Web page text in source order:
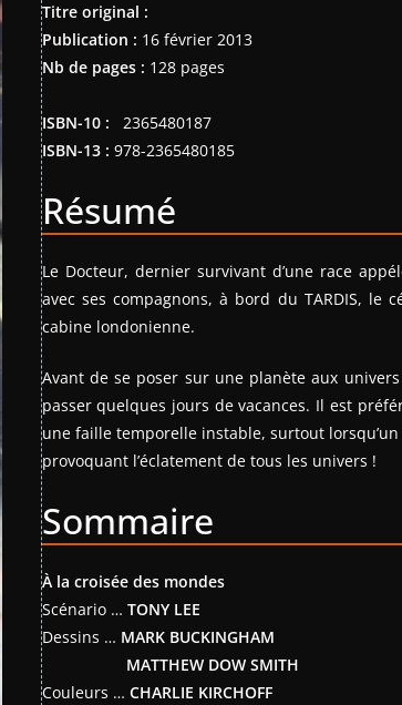
Titre original :
Publication : 16 février 2013
Nb de pages : 128 pages
ISBN-10 : ‎ ‎ 2365480187
ISBN-13 : 978-2365480185
Résumé
Le Docteur, dernier survivant d’une race
avec ses compagnons, à bord du TARDIS, le
cabine londonienne.
Avant de se poser sur une planète aux
passer quelques jours de vacances. Il est
une faille temporelle instable, surtout lorsqu’un
provoquant l’éclatement de tous les univers !
Sommaire
À la croisée des mondes
Scénario … TONY LEE
Dessins … MARK BUCKINGHAM
MATTHEW DOW SMITH
Couleurs … CHARLIE KIRCHOFF